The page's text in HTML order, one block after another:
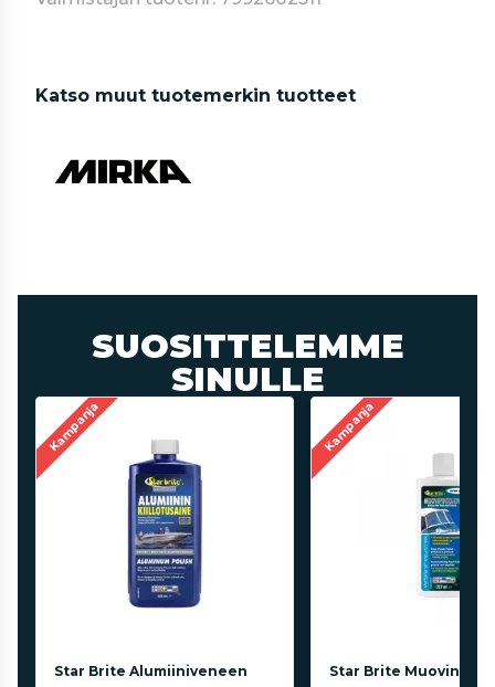
Katso muut tuotemerkin tuotteet
SUOSITTELEMME
SINULLE
Kampanja
Star Brite Alumiiniveneen
Kampanja
Star Brite Muovin